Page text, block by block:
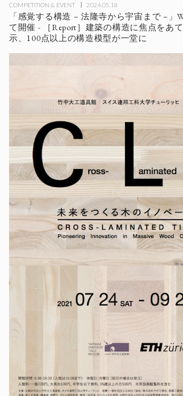
COMPETITION & EVENT 2024.05.18
「感覚する構造 – 法隆寺から宇宙まで –」
て開催 - ［Report］建築の構造に焦点をあ
示、100点以上の構造模型が一堂に